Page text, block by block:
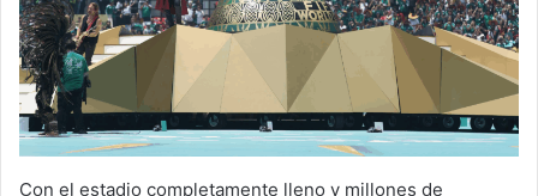
Con el estadio completamente lleno y millones de